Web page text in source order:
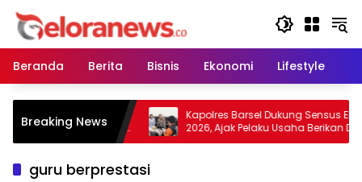
Langsung
konten
Beranda
Berita Bisnis Ekonomi Lifestyle
Breaking News
Warga Tidak
Lahan, Wujudkan
Kabut Asap
Kapolres Barsel Dukung Sensus
2026, Ajak Pelaku Usaha Berikan Data
yang Jujur
guru berprestasi